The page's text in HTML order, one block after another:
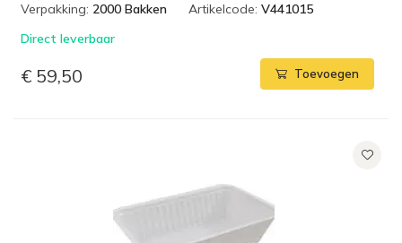
Verpakking: 2000 Bakken Artikelcode: V441015
Direct leverbaar
€ 59,50 Toevoegen